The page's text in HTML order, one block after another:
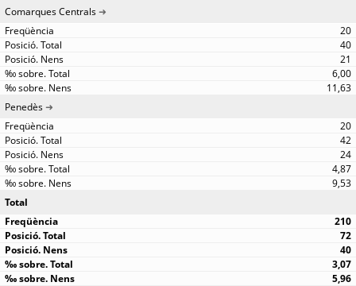
Comarques Centrals
20
40
21
6,00
11,63
Penedès
20
42
24
4,87
9,53
Total
210
72
40
3,07
5,96